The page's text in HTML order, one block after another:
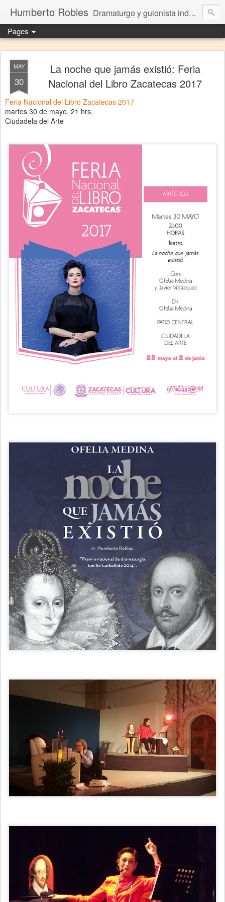
Humberto Robles Dramaturgo y guionista independiente
Pages
MAY
30
La noche que jamás existió: Feria
Nacional del Libro Zacatecas 2017
Feria Nacional del Libro Zacatecas 2017
martes 30 de mayo, 21 hrs.
Ciudadela del Arte